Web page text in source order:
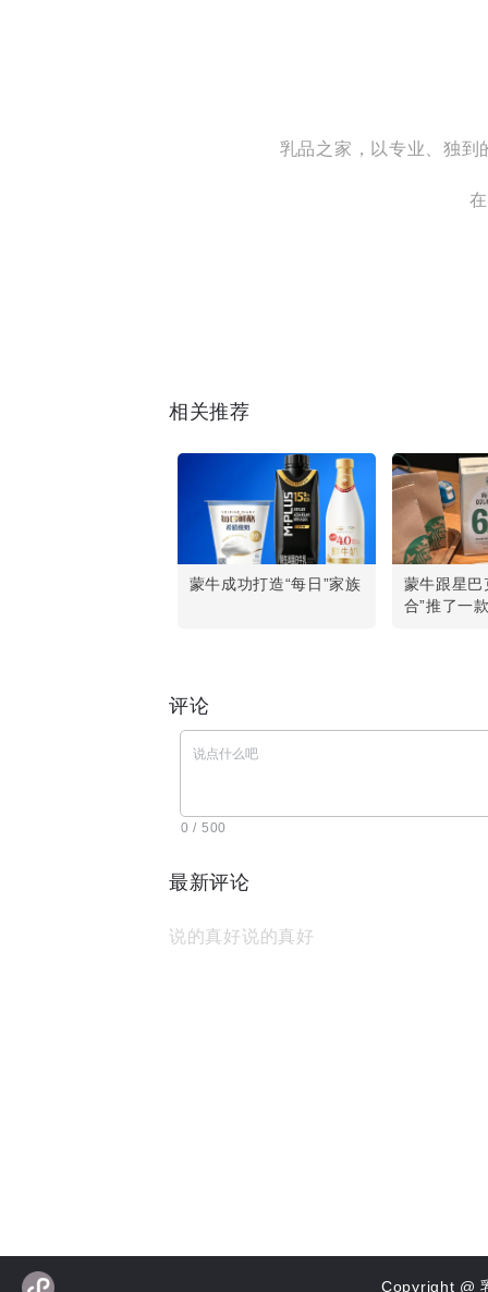
乳品之家，以专业、独到
相关推荐
蒙牛成功打造“每日”家族
蒙牛跟星巴
合”推了一
评论
0 / 500
最新评论
说的真好说的真好
Copyright @